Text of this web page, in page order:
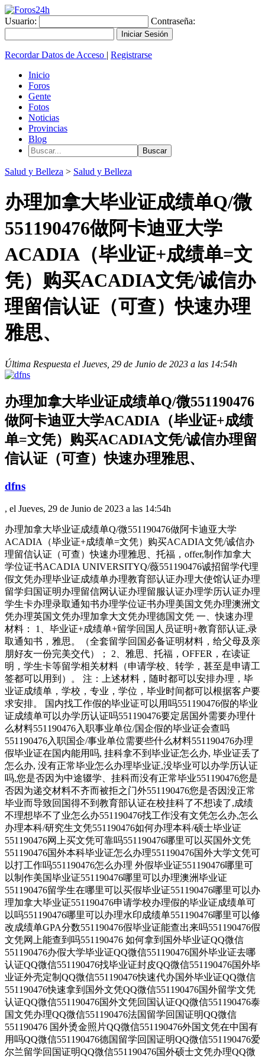
Usuario: Contraseña:
Recordar Datos de Acceso | Registrarse
Inicio
Foros
Gente
Fotos
Noticias
Provincias
Blog
Salud y Belleza > Salud y Belleza
办理加拿大毕业证成绩单Q/微
551190476做阿卡迪亚大学
ACADIA（毕业证+成绩单=文
凭）购买ACADIA文凭/诚信办
理留信认证（可查）快速办理
雅思、
Última Respuesta el Jueves, 29 de Junio de 2023 a las 14:54h
办理加拿大毕业证成绩单Q/微551190476
做阿卡迪亚大学ACADIA（毕业证+成绩
单=文凭）购买ACADIA文凭/诚信办理留
信认证（可查）快速办理雅思、
dfns
, el Jueves, 29 de Junio de 2023 a las 14:54h
办理加拿大毕业证成绩单Q/微551190476做阿卡迪亚大学
ACADIA（毕业证+成绩单=文凭）购买ACADIA文凭/诚信办
理留信认证（可查）快速办理雅思、托福，offer,制作加拿大
学位证书ACADIA UNIVERSITYQ/薇551190476诚招留学代理
假文凭办理毕业证成绩单办理教育部认证办理大使馆认证办理
留学归国证明办理留信网认证办理留服认证办理学历认证办理
学生卡办理录取通知书办理学位证书办理美国文凭办理澳洲文
凭办理英国文凭办理加拿大文凭办理德国文凭 一、快速办理
材料： 1、毕业证+成绩单+留学回国人员证明+教育部认证,录
取通知书，雅思。（全套留学回国必备证明材料，给父母及亲
朋好友一份完美交代）； 2、雅思、托福，OFFER，在读证
明，学生卡等留学相关材料（申请学校、转学，甚至是申请工
签都可以用到）。 注：上述材料，随时都可以安排办理，毕
业证成绩单，学校，专业，学位，毕业时间都可以根据客户要
求安排。 国内找工作假的毕业证可以用吗551190476假的毕业
证成绩单可以办学历认证吗551190476要定居国外需要办理什
么材料551190476入职事业单位/国企假的毕业证会查吗
551190476入职国企/事业单位需要些什么材料551190476办理
假毕业证在国内能用吗, 挂科拿不到毕业证怎么办, 毕业证丢了
怎么办, 没有正常毕业怎么办理毕业证,没毕业可以办学历认证
吗,您是否因为中途辍学、挂科而没有正常毕业551190476您是
否因为递交材料不齐而被拒之门外551190476您是否因没正常
毕业而导致回国得不到教育部认证在校挂科了不想读了,成绩
不理想毕不了业怎么办551190476找工作没有文凭怎么办,怎么
办理本科/研究生文凭551190476如何办理本科/硕士毕业证
551190476网上买文凭可靠吗551190476哪里可以买国外文凭
551190476国外本科毕业证怎么办理551190476国外大学文凭可
以打工作吗551190476怎么办理 外假毕业证551190476哪里可
以制作美国毕业证551190476哪里可以办理澳洲毕业证
551190476留学生在哪里可以买假毕业证551190476哪里可以办
理加拿大毕业证551190476申请学校办理假的毕业证成绩单可
以吗551190476哪里可以办理水印成绩单551190476哪里可以修
改成绩单GPA分数551190476假毕业证能查出来吗551190476假
文凭网上能查到吗551190476 如何拿到国外毕业证QQ微信
551190476办假大学毕业证QQ微信551190476国外毕业证去哪
认证QQ微信551190476找毕业证封皮QQ微信551190476国外毕
业证外壳定制QQ微信551190476快速代办国外毕业证QQ微信
551190476快速拿到国外文凭QQ微信551190476国外留学文凭
认证QQ微信551190476国外文凭回国认证QQ微信551190476泰
国文凭办理QQ微信551190476法国留学回国证明QQ微信
551190476 国外烫金照片QQ微信551190476外国文凭在中国有
用吗QQ微信551190476德国留学回国证明QQ微信551190476爱
尔兰留学回国证明QQ微信551190476国外硕士文凭办理QQ微